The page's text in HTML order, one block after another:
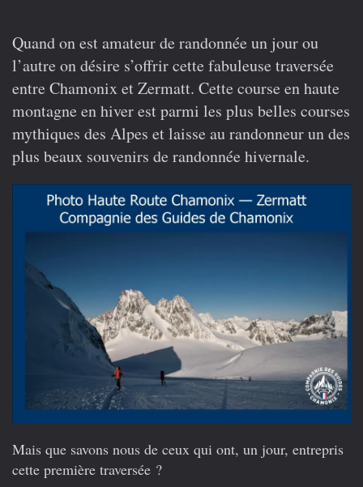
réalisation
de
la
Route
Chamonix
-
Zermatt
en
Quand on est amateur de randonnée un jour ou
l’autre on désire s’offrir cette fabuleuse traversée
entre Chamonix et Zermatt. Cette course en haute
montagne en hiver est parmi les plus belles courses
mythiques des Alpes et laisse au randonneur un des
plus beaux souvenirs de randonnée hivernale.
Mais que savons nous de ceux qui ont, un jour, entrepris
cette première traversée ?